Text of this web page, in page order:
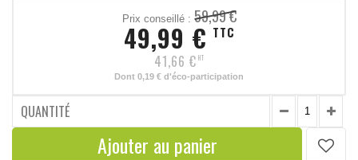
Prix conseillé : 59,99 €
49,99 € TTC
41,66 € HT
Dont 0,19 € d'éco-participation
QUANTITÉ
Ajouter au panier